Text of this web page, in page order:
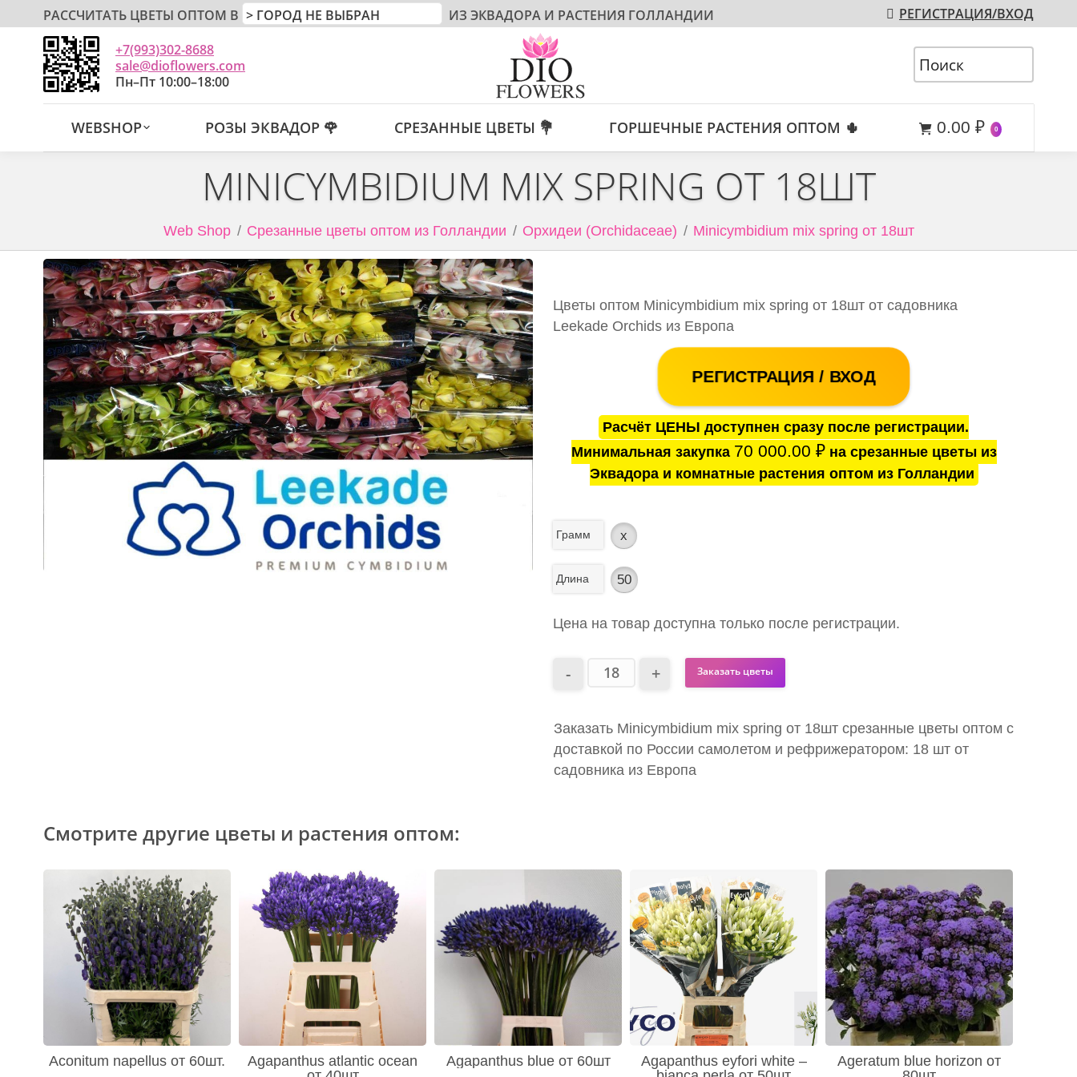
РАССЧИТАТЬ ЦВЕТЫ ОПТОМ В ИЗ ЭКВАДОРА И РАСТЕНИЯ ГОЛЛАНДИИ РЕГИСТРАЦИЯ/ВХОД
+7(993)302-8688
sale@dioflowers.com
Пн–Пт 10:00–18:00
WEBSHOP РОЗЫ ЭКВАДОР 🌹 СРЕЗАННЫЕ ЦВЕТЫ 💐 ГОРШЕЧНЫЕ РАСТЕНИЯ ОПТОМ 🌵 0.00 ₽ 0
MINICYMBIDIUM MIX SPRING ОТ 18ШТ
Web Shop Срезанные цветы оптом из Голландии Орхидеи (Orchidaceae) Minicymbidium mix spring от 18шт
Цветы оптом Minicymbidium mix spring от 18шт от садовника
Leekade Orchids из Европа
РЕГИСТРАЦИЯ / ВХОД
Расчёт ЦЕНЫ доступнен сразу после регистрации.
Минимальная закупка 70 000.00 ₽на срезанные цветы из
Эквадора и комнатные растения оптом из Голландии
Грамм x
Длина 50
Цена на товар доступна только после регистрации.
Заказать цветы
Заказать Minicymbidium mix spring от 18шт срезанные цветы оптом с
доставкой по России самолетом и рефрижератором: 18 шт от
садовника из Европа
Смотрите другие цветы и растения оптом:
Aconitum napellus от 60шт.
Agapanthus atlantic ocean
Agapanthus blue от 60шт
Agapanthus eyfori white –
Ageratum blue horizon от